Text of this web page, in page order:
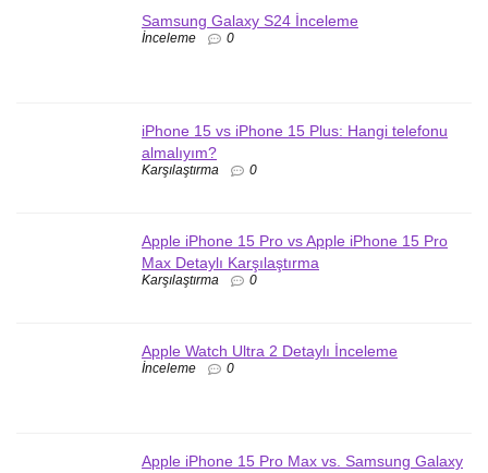
Samsung Galaxy S24 İnceleme
İnceleme 0
iPhone 15 vs iPhone 15 Plus: Hangi telefonu
almalıyım?
Karşılaştırma 0
Apple iPhone 15 Pro vs Apple iPhone 15 Pro
Max Detaylı Karşılaştırma
Karşılaştırma 0
Apple Watch Ultra 2 Detaylı İnceleme
İnceleme 0
Apple iPhone 15 Pro Max vs. Samsung Galaxy